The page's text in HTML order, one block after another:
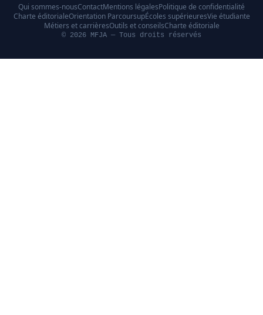
Qui sommes-nousContactMentions légalesPolitique de confidentialité
Charte éditorialeOrientation ParcoursupÉcoles supérieuresVie étudiante
Métiers et carrièresOutils et conseilsCharte éditoriale
© 2026 MFJA — Tous droits réservés